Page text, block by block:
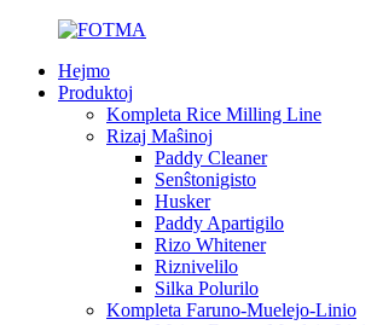
Hejmo
Produktoj
Kompleta Rice Milling Line
Rizaj Maŝinoj
Paddy Cleaner
Senŝtonigisto
Husker
Paddy Apartigilo
Rizo Whitener
Riznivelilo
Silka Polurilo
Kompleta Faruno-Muelejo-Linio